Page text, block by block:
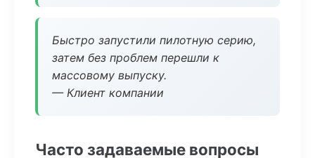
Быстро запустили пилотную серию,
затем без проблем перешли к
массовому выпуску.
— Клиент компании
Часто задаваемые вопросы